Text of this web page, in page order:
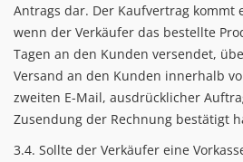
Antrags dar. Der Kaufvertrag kommt
wenn der Verkäufer das bestellte
Tagen an den Kunden versendet,
Versand an den Kunden innerhalb
zweiten E-Mail, ausdrücklicher
Zusendung der Rechnung bestätigt
3.4. Sollte der Verkäufer eine